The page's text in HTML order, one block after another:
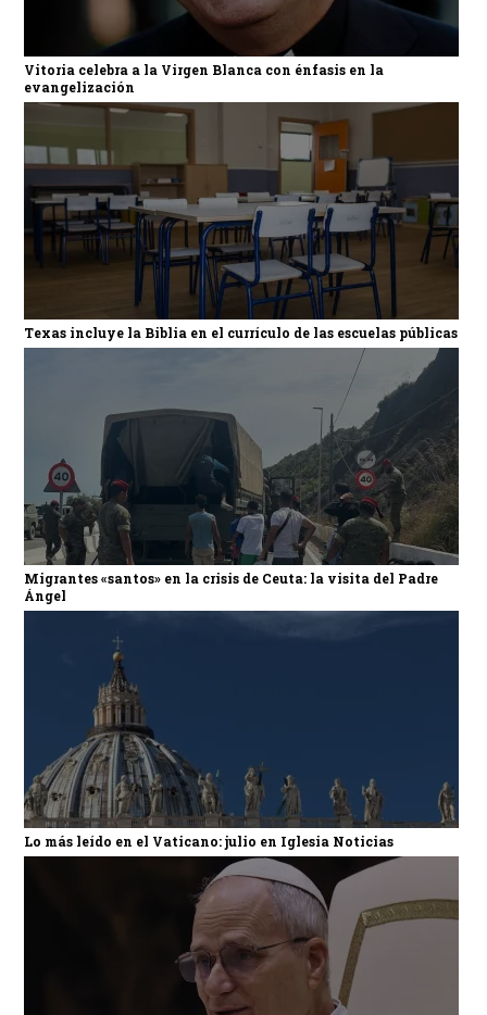
Vitoria celebra a la Virgen Blanca con énfasis en la
evangelización
Texas incluye la Biblia en el currículo de las escuelas públicas
Migrantes «santos» en la crisis de Ceuta: la visita del Padre
Ángel
Lo más leído en el Vaticano: julio en Iglesia Noticias